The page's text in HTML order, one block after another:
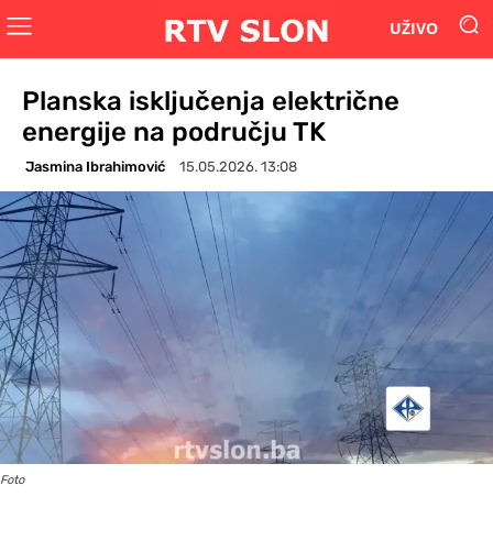
UŽIVO
Planska isključenja električne
energije na području TK
Jasmina Ibrahimović 15.05.2026. 13:08
Foto